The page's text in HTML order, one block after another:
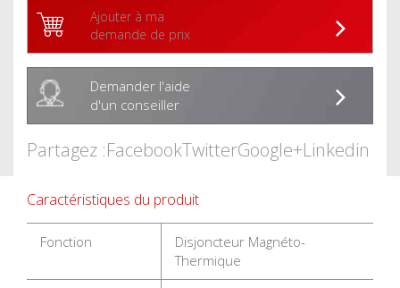
Ajouter à ma
demande de prix
Demander l'aide
d'un conseiller
Partagez :FacebookTwitterGoogle+Linkedin
Caractéristiques du produit
Fonction
Disjoncteur Magnéto-
Thermique